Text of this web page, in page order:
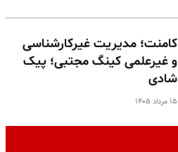
کامنت؛ مدیریت غیرکارشناسی
و غیرعلمی کینگ مجتبی؛ پیک
شادی
۱۵ مرداد ۱۴۰۵